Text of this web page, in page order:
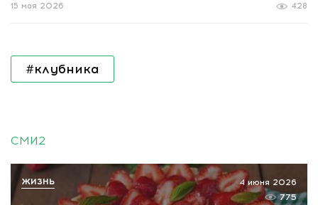
428
15 мая 2026
#клубника
СМИ2
4 июня 2026
775
ЖИЗНЬ